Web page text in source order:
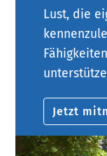
Lust, die
Jetzt